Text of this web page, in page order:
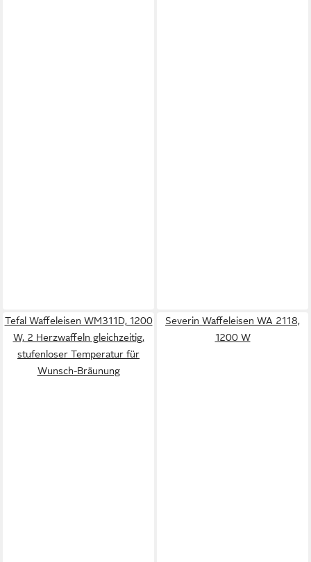
Tefal Waffeleisen WM311D, 1200
W, 2 Herzwaffeln gleichzeitig,
stufenloser Temperatur für
Wunsch-Bräunung
Severin Waffeleisen WA 2118,
1200 W